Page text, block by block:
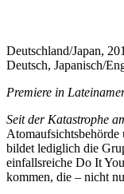
Deutschland/Japan,
Deutsch, Japanisch/
Premiere in
Seit der Katastrophe
Atomaufsichtsbehörde
bildet lediglich die
einfallsreiche Do It
kommen, die – nicht